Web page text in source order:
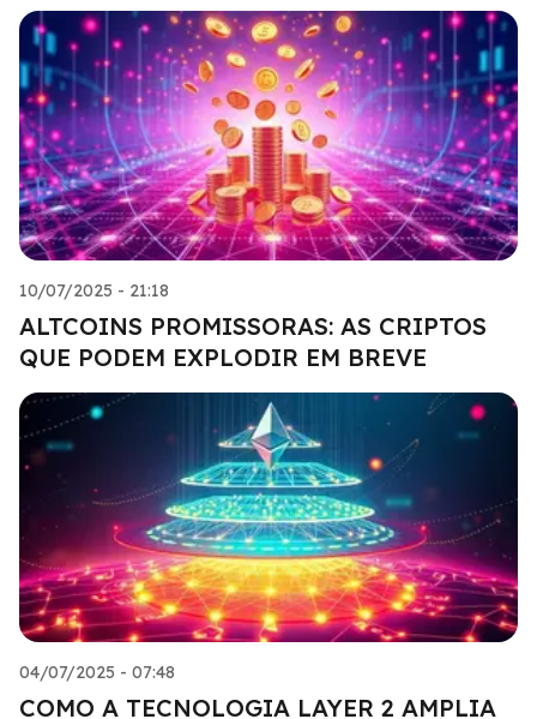
10/07/2025 - 21:18
ALTCOINS PROMISSORAS: AS CRIPTOS
QUE PODEM EXPLODIR EM BREVE
04/07/2025 - 07:48
COMO A TECNOLOGIA LAYER 2 AMPLIA